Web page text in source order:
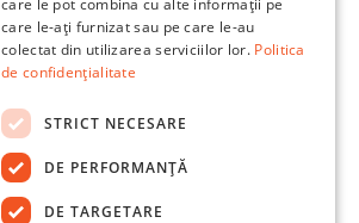
care le pot combina cu alte informații pe
care le-ați furnizat sau pe care le-au
colectat din utilizarea serviciilor lor. Politica
de confidențialitate
STRICT NECESARE
DE PERFORMANȚĂ
DE TARGETARE